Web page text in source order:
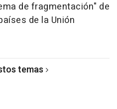
de fragmentación" de
de la Unión
temas